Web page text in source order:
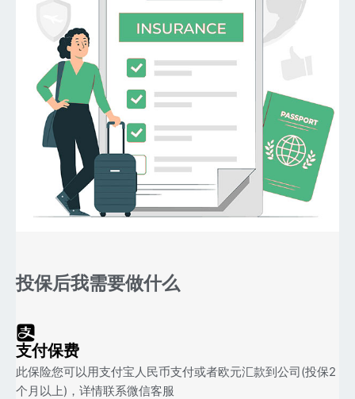
投保后我需要做什么
支付保费
此保险您可以用支付宝人民币支付或者欧元汇款到公司(投保2
个月以上)，详情联系微信客服